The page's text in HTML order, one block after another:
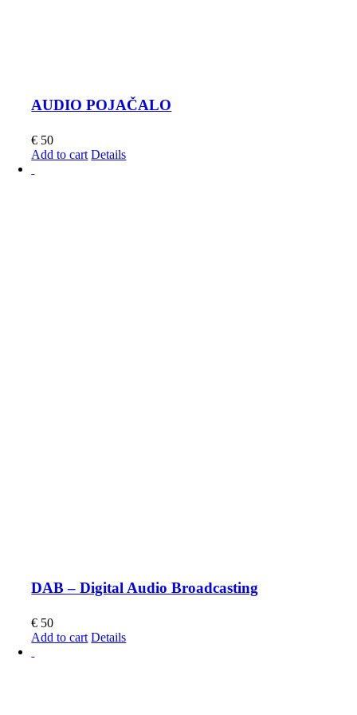
AUDIO POJAČALO
€ 50
Add to cart Details
DAB – Digital Audio Broadcasting
€ 50
Add to cart Details